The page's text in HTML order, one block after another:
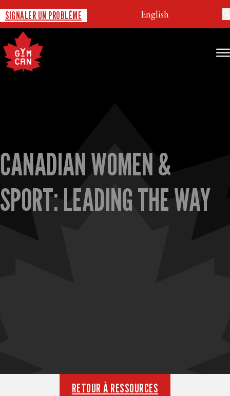
SIGNALER UN PROBLÈME English
CANADIAN WOMEN &
SPORT: LEADING THE WAY
RETOUR À RESSOURCES